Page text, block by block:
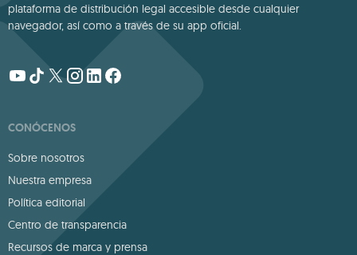
plataforma de distribución legal accesible desde cualquier
navegador, así como a través de su app oficial.
CONÓCENOS
Sobre nosotros
Nuestra empresa
Política editorial
Centro de transparencia
Recursos de marca y prensa